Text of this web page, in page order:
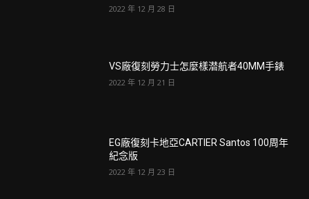
2022 年 12 月 28 日
VS廠復刻勞力士怎麼樣潜航者40MM手錶
2022 年 12 月 21 日
EG廠復刻卡地亞CARTIER Santos 100周年
紀念版
2022 年 12 月 23 日